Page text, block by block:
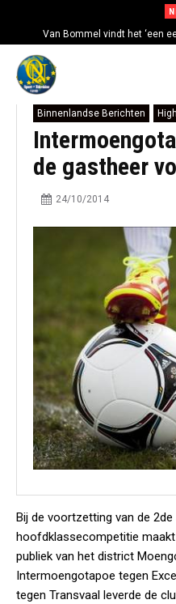
Van Bommel vindt het ‘een
Binnenlandse Berichten
de gastheer
24/10/2014
Bij de voortzetting van de
hoofdklassecompetitie
publiek van het district
Intermoengotapoe tegen
tegen Transvaal leverde de